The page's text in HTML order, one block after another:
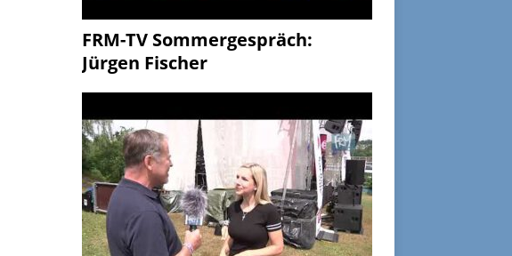
FRM-TV Sommergespräch:
Jürgen Fischer